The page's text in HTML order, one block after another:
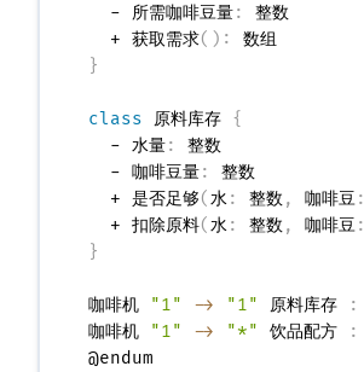
  - 所需咖啡豆量
:
整数
  + 获取需求
( ) :
}
class 原料库存 {
  - 水量
:
整数
  - 咖啡豆量
:
整数
  + 是否足够
(水: 整数 , 咖啡豆:
  + 扣除原料
(水: 整数 , 咖啡豆:
}
咖啡机 "1" -> "1" 原料库存 :
咖啡机
"1" -> "*" 饮品配方 :